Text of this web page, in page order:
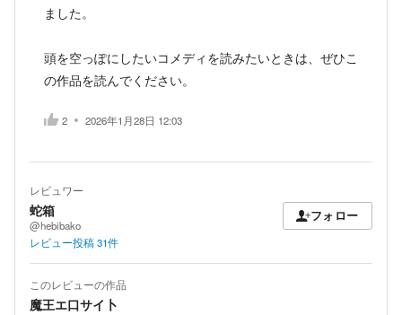
ました。
頭を空っぽにしたいコメディを読みたいときは、ぜひこ
の作品を読んでください。
2 2026年1月28日 12:03
レビュワー
蛇箱
@hebibako
フォロー
レビュー投稿31件
このレビューの作品
魔王エ口サイ卜